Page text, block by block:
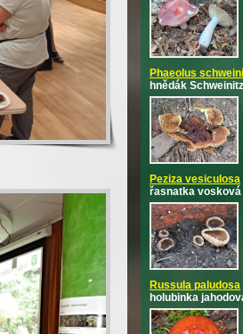
Phaeolus
hnědák
Peziza vesiculosa
řasnatka vosková
Russula paludosa
holubinka